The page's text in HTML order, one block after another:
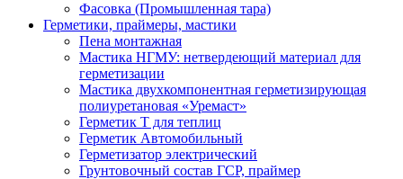
Фасовка (Промышленная тара)
Герметики, праймеры, мастики
Пена монтажная
Мастика НГМУ: нетвердеющий материал для
герметизации
Мастика двухкомпонентная герметизирующая
полиуретановая «Уремаст»
Герметик Т для теплиц
Герметик Автомобильный
Герметизатор электрический
Грунтовочный состав ГСР, праймер